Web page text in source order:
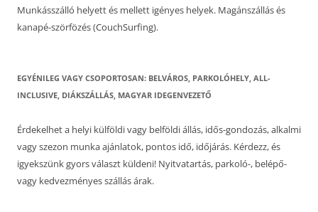
Munkásszálló helyett és mellett igényes helyek. Magánszállás és
kanapé-szörfözés (CouchSurfing).
EGYÉNILEG VAGY CSOPORTOSAN: BELVÁROS, PARKOLÓHELY, ALL-
INCLUSIVE, DIÁKSZÁLLÁS, MAGYAR IDEGENVEZETŐ
Érdekelhet a helyi külföldi vagy belföldi állás, idős-gondozás, alkalmi
vagy szezon munka ajánlatok, pontos idő, időjárás. Kérdezz, és
igyekszünk gyors választ küldeni! Nyitvatartás, parkoló-, belépő-
vagy kedvezményes szállás árak.